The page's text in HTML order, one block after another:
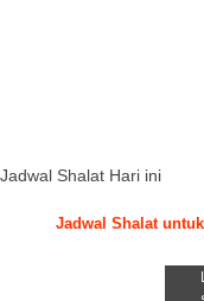
Jadwal Shalat Hari ini
Jadwal Shalat